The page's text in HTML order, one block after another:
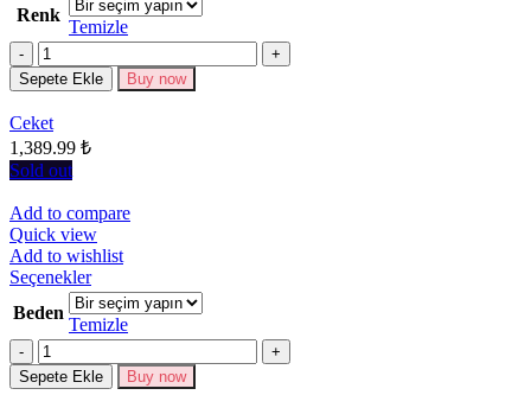
fazla
varyasyonu
Seçenekler
seçilebilir
Renk
Temizle
Miktar
Sepete Ekle Buy now
Ceket
1,389.99 ₺
Sold out
Add to compare
Quick view
Add to wishlist
SeçeneklerBu
ürünün
birden
fazla
varyasyonu
var.
Beden
Temizle
Miktar
Sepete Ekle Buy now